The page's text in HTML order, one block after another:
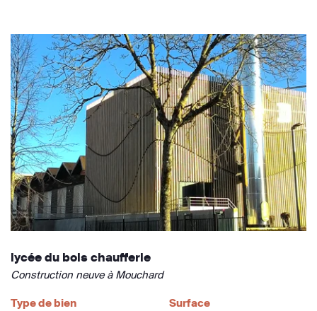
lycée du bois chaufferie
Construction neuve à Mouchard
Type de bien
Surface